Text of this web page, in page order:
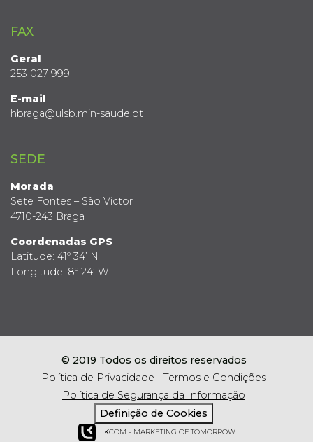
FAX
Geral
253 027 999
E-mail
hbraga@ulsb.min-saude.pt
SEDE
Morada
Sete Fontes – São Victor
4710-243 Braga
Coordenadas GPS
Latitude: 41º 34’ N
Longitude: 8º 24’ W
© 2019 Todos os direitos reservados
Política de Privacidade
Termos e Condições
Política de Segurança da Informação
Definição de Cookies
LKCOM - MARKETING OF TOMORROW